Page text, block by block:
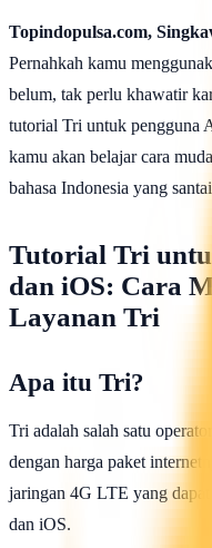
Topindopulsa.com,
Pernahkah kamu
belum, tak perlu khawatir
tutorial Tri untuk pengguna
kamu akan belajar cara
bahasa Indonesia yang
Tutorial Tri
dan iOS: Cara
Layanan Tri
Apa itu Tri?
Tri adalah salah satu
dengan harga paket
jaringan 4G LTE yang
dan iOS.